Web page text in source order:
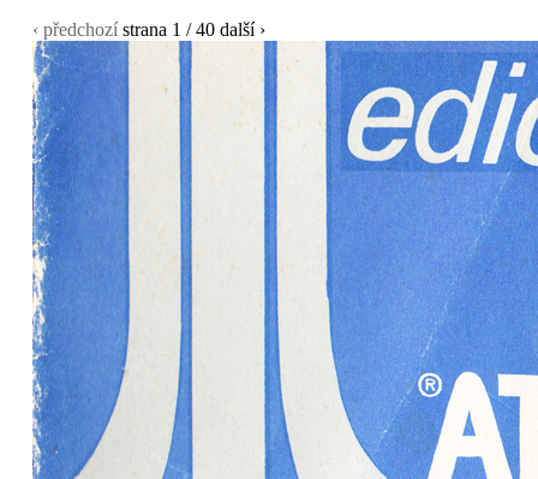
‹ předchozí strana 1 / 40 další ›